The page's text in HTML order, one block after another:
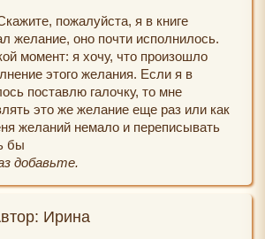
пожалуйста, я в книге
желание, оно почти исполнилось.
момент: я хочу, что произошло
этого желания. Если я в
поставлю галочку, то мне
это же желание еще раз или как
желаний немало и переписывать
бы
добавьте.
Ирина